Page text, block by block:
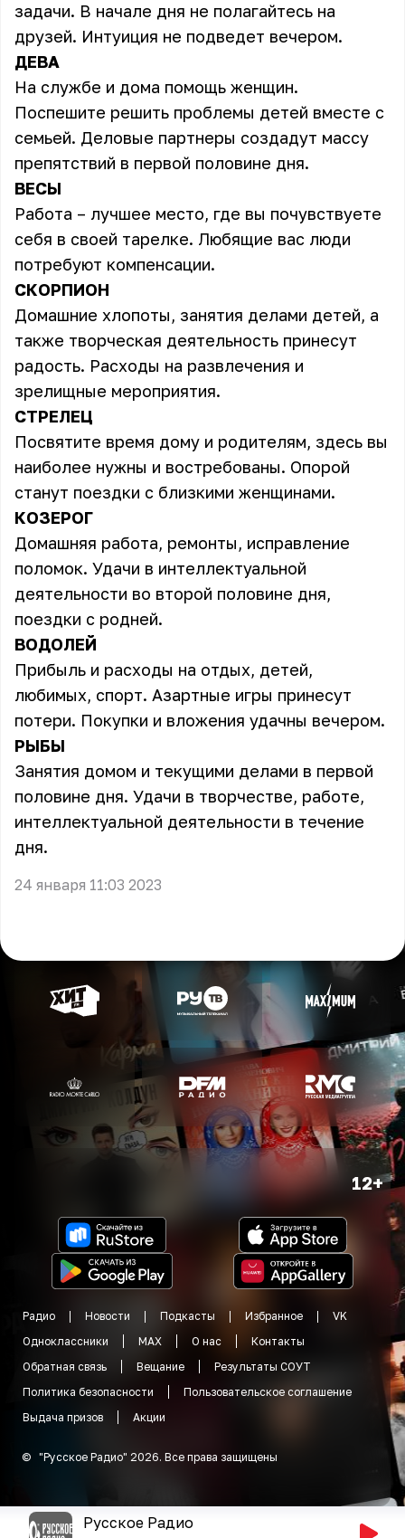
задачи. В начале дня не полагайтесь на
друзей. Интуиция не подведет вечером.
ДЕВА
На службе и дома помощь женщин.
Поспешите решить проблемы детей вместе с
семьей. Деловые партнеры создадут массу
препятствий в первой половине дня.
ВЕСЫ
Работа – лучшее место, где вы почувствуете
себя в своей тарелке. Любящие вас люди
потребуют компенсации.
СКОРПИОН
Домашние хлопоты, занятия делами детей, а
также творческая деятельность принесут
радость. Расходы на развлечения и
зрелищные мероприятия.
СТРЕЛЕЦ
Посвятите время дому и родителям, здесь вы
наиболее нужны и востребованы. Опорой
станут поездки с близкими женщинами.
КОЗЕРОГ
Домашняя работа, ремонты, исправление
поломок. Удачи в интеллектуальной
деятельности во второй половине дня,
поездки с родней.
ВОДОЛЕЙ
Прибыль и расходы на отдых, детей,
любимых, спорт. Азартные игры принесут
потери. Покупки и вложения удачны вечером.
РЫБЫ
Занятия домом и текущими делами в первой
половине дня. Удачи в творчестве, работе,
интеллектуальной деятельности в течение
дня.
24 января 11:03 2023
12+
Радио Новости Подкасты Избранное
VK
Одноклассники
MAX О нас
Контакты
Обратная связь
Вещание
Результаты СОУТ
Политика безопасности
Пользовательское соглашение
Выдача призов
Акции
© "Русское Радио" 2026. Все права защищены
Русское Радио